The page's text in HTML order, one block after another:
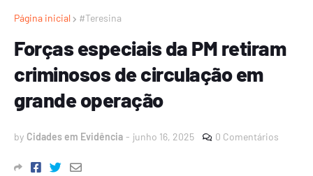
Página inicial #Teresina
Forças especiais da PM retiram
criminosos de circulação em
grande operação
by Cidades em Evidência - junho 16, 2025 0 Comentários